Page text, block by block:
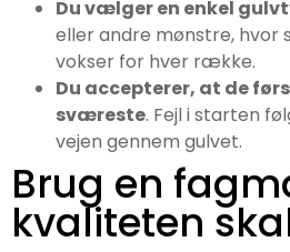
Du vælger en enkel
eller andre mønstre,
vokser for hver række.
Du accepterer, at de
sværeste. Fejl i starten
vejen gennem gulvet.
Brug en
kvaliteten